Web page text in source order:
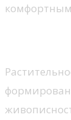
комфортным